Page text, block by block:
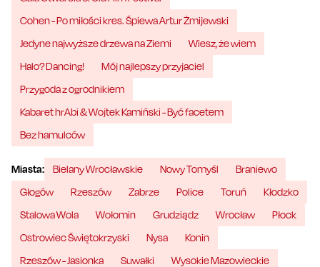
Cohen - Po miłości kres. Śpiewa Artur Żmijewski
Jedyne najwyższe drzewa na Ziemi
Wiesz, że wiem
Halo? Dancing!
Mój najlepszy przyjaciel
Przygoda z ogrodnikiem
Kabaret hrAbi & Wojtek Kamiński - Być facetem
Bez hamulców
Miasta: Bielany Wrocławskie Nowy Tomyśl
Braniewo
Głogów
Rzeszów Zabrze Police Toruń
Kłodzko
Stalowa Wola
Wołomin Grudziądz Wrocław
Płock
Ostrowiec Świętokrzyski
Nysa
Konin
Rzeszów - Jasionka
Suwałki
Wysokie Mazowieckie